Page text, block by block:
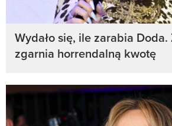
Wydało się, ile zarabia
zgarnia horrendalną kwotę